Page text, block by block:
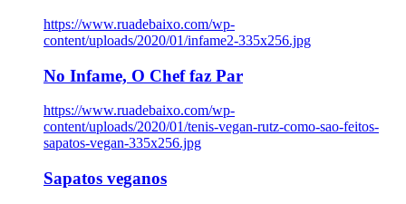
https://www.ruadebaixo.com/wp-
content/uploads/2020/01/infame2-335x256.jpg
No Infame, O Chef faz Par
https://www.ruadebaixo.com/wp-
content/uploads/2020/01/tenis-vegan-rutz-como-sao-feitos-
sapatos-vegan-335x256.jpg
Sapatos veganos